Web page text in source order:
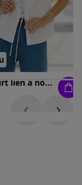
Gilet court lien à nouer